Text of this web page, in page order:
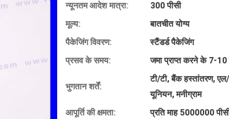
न्यूनतम आदेश मात्रा:
300 पीसी
मूल्य:
बातचीत योग्य
पैकेजिंग विवरण:
स्टैंडर्ड पैकेजिंग
प्रसव के समय:
जमा प्राप्त करने के 7-10
भुगतान शर्तें:
टी/टी, बैंक हस्तांतरण, एल/
यूनियन, मनीग्राम
आपूर्ति की क्षमता:
प्रति माह 5000000